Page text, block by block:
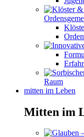
Raum
mitten im Leben
Mitten im